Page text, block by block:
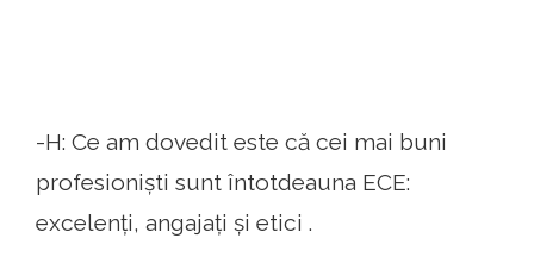
-H: Ce am dovedit este că cei mai buni
profesioniști sunt întotdeauna ECE:
excelenți, angajați și etici .